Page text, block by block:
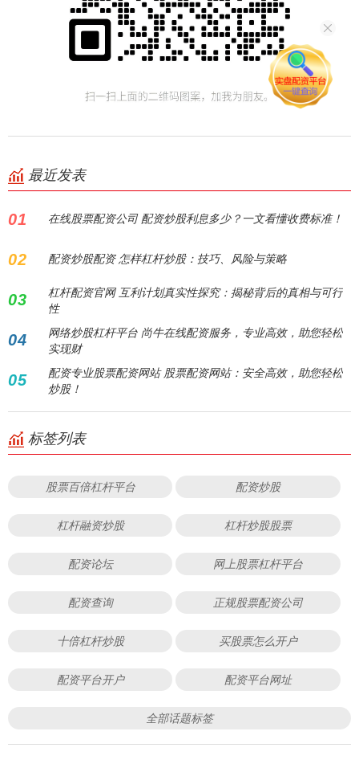
最近发表
01 在线股票配资公司 配资炒股利息多少？一文看懂收费标准！
02 配资炒股配资 怎样杠杆炒股：技巧、风险与策略
03
杠杆配资官网 互利计划真实性探究：揭秘背后的真相与可行
性
04
网络炒股杠杆平台 尚牛在线配资服务，专业高效，助您轻松
实现财
05
配资专业股票配资网站 股票配资网站：安全高效，助您轻松
炒股！
标签列表
股票百倍杠杆平台 配资炒股
杠杆融资炒股 杠杆炒股股票
配资论坛 网上股票杠杆平台
配资查询 正规股票配资公司
十倍杠杆炒股 买股票怎么开户
配资平台开户 配资平台网址
全部话题标签